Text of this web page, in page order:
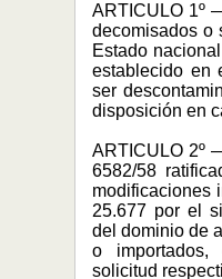
ARTICULO 1º
decomisados o
Estado
establecido en
ser
disposición en
ARTICULO 2º
6582/58
modificaciones
25.677 por el
del dominio de
o
solicitud